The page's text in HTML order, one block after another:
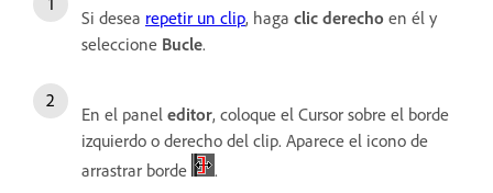
Si desea repetir un clip, haga clic derecho en él y
seleccione Bucle.
En el panel editor, coloque el Cursor sobre el borde
izquierdo o derecho del clip. Aparece el icono de
arrastrar borde
.